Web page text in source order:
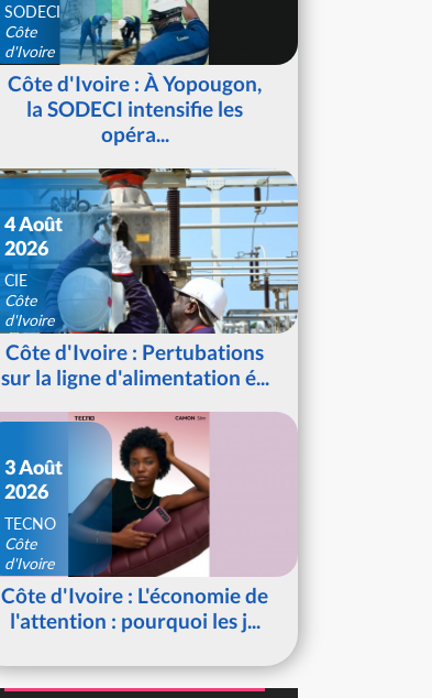
SODECI
Côte
d'Ivoire
Côte d'Ivoire : À Yopougon,
la SODECI intensifie les
opéra...
4 Août
2026
CIE
Côte
d'Ivoire
Côte d'Ivoire : Pertubations
sur la ligne d'alimentation é...
3 Août
2026
TECNO
Côte
d'Ivoire
Côte d'Ivoire : L'économie de
l'attention : pourquoi les j...